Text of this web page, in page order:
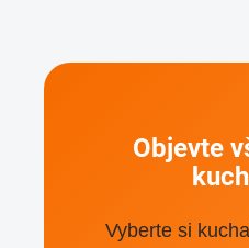
Objevte
Vyberte si